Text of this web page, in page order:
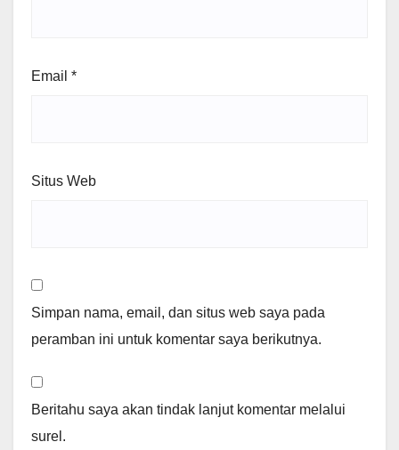
Email *
Situs Web
Simpan nama, email, dan situs web saya pada
peramban ini untuk komentar saya berikutnya.
Beritahu saya akan tindak lanjut komentar melalui
surel.